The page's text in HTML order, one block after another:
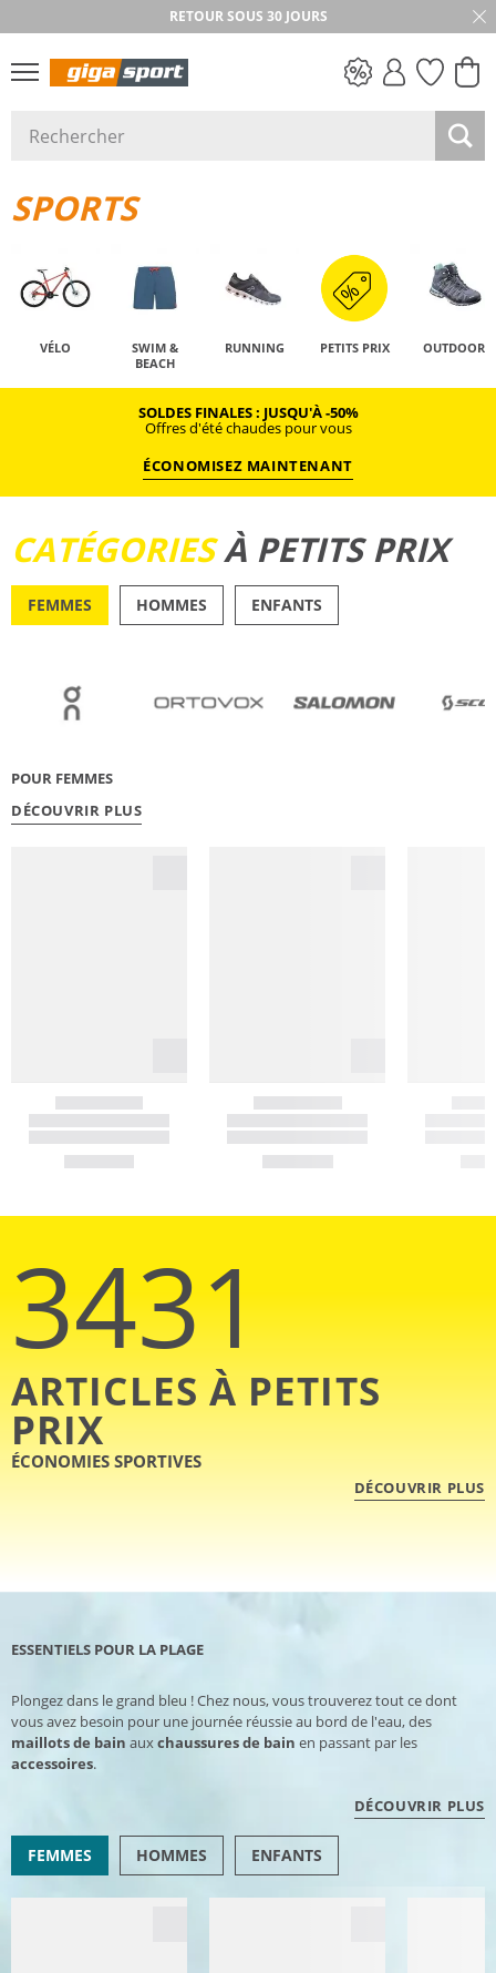
RETOUR SOUS 30 JOURS
SPORTS
VÉLO
SWIM &
BEACH
RUNNING PETITS PRIX OUTDOOR
SOLDES FINALES : JUSQU'À -50%
Offres d'été chaudes pour vous
ÉCONOMISEZ MAINTENANT
CATÉGORIESÀ PETITS PRIX
FEMMES HOMMES ENFANTS
POUR FEMMES
DÉCOUVRIR PLUS
3431
ARTICLES À PETITS
PRIX
ÉCONOMIES SPORTIVES
DÉCOUVRIR PLUS
ESSENTIELS POUR LA PLAGE
Plongez dans le grand bleu ! Chez nous, vous trouverez tout ce dont
vous avez besoin pour une journée réussie au bord de l'eau, des
maillots de bain auxchaussures de bain en passant par les
accessoires.
DÉCOUVRIR PLUS
FEMMES HOMMES ENFANTS